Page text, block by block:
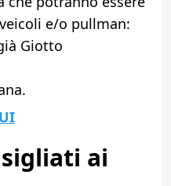
e/o pullman:
Giotto
ai